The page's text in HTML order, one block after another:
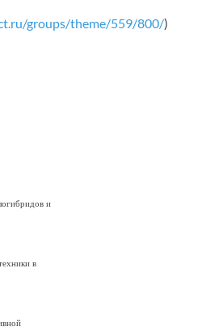
groups/theme/559/800/)
и
в